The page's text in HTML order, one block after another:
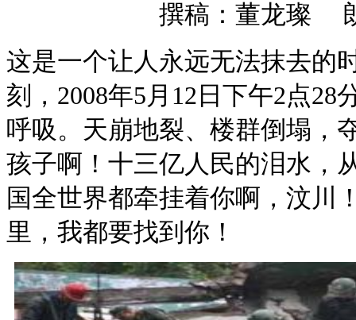
撰稿：董龙璨 朗诵
这是一个让人永远无法抹去的
刻，2008年5月12日下午2点28
呼吸。天崩地裂、楼群倒塌，
孩子啊！十三亿人民的泪水，
国全世界都牵挂着你啊，汶川
里，我都要找到你！